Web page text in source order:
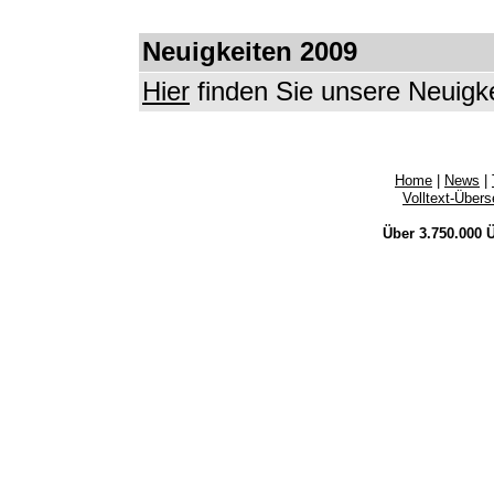
Neuigkeiten 2009
Hier finden Sie unsere
Home News
Volltext-
Über 3.750.000